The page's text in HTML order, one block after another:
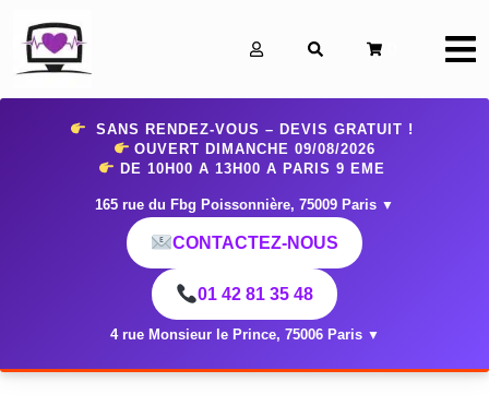
SANS RENDEZ-VOUS – DEVIS GRATUIT !
OUVERT DIMANCHE 09/08/2026
DE 10H00 A 13H00 A PARIS 9 EME
165 rue du Fbg Poissonnière, 75009 Paris ▼
CONTACTEZ-NOUS
01 42 81 35 48
4 rue Monsieur le Prince, 75006 Paris ▼